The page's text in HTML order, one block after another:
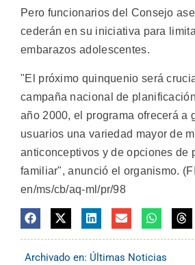
Pero funcionarios del Consejo
cederán en su iniciativa para
embarazos adolescentes.
"El próximo quinquenio será
campaña nacional de
año 2000, el programa ofrecerá a
usuarios una variedad mayor de
anticonceptivos y de opciones de
familiar", anunció el organismo.
en/ms/cb/aq-ml/pr/98
Archivado en: Últimas Noticias